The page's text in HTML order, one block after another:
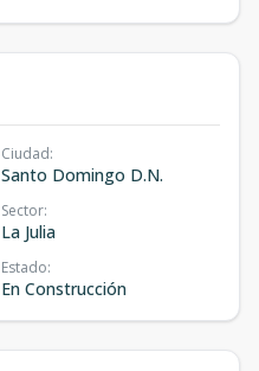
Ciudad:
Santo Domingo D.N.
Sector:
La Julia
Estado:
En Construcción